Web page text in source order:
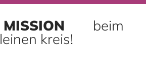
MISSION beim
kreis!